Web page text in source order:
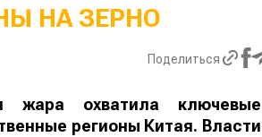
НА ЗЕРНО
Поделиться
жара охватила ключевые
регионы Китая. Власти